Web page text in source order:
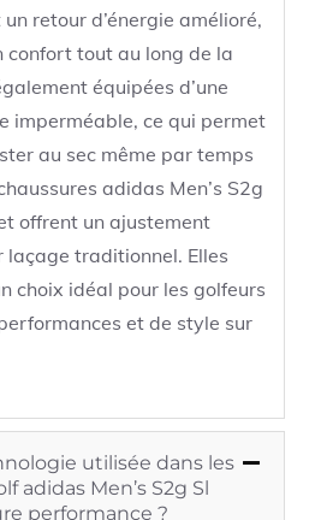
retour d’énergie amélioré,
tout au long de la
équipées d’une
imperméable, ce qui permet
au sec même par temps
adidas Men’s S2g
offrent un ajustement
laçage traditionnel. Elles
choix idéal pour les golfeurs
et de style sur
utilisée dans les
adidas Men’s S2g Sl
performance ?